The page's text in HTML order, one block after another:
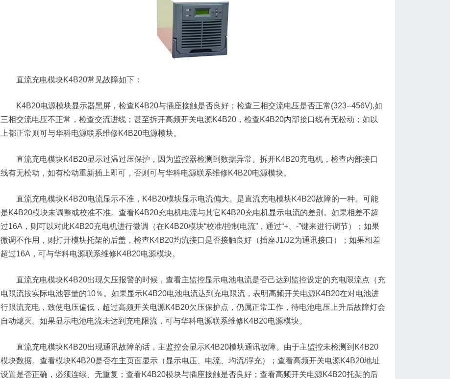
直流充电模块K4B20常见故障如下：
K4B20电源模块显示器黑屏，检查K4B20与插座接触是否良好；检查三相交流电压是否正常(323--456V),如
三相交流电压不正常，检查交流进线；甚至拆开高频开关电源K4B20，检查K4B20内部接口线有无松动；如以
上都正常则可与华科电源联系维修K4B20电源模块。
直流充电模块K4B20显示过温过压保护，因为监控器检测到数据异常。拆开K4B20充电机，检查内部接口
线有无松动，如有松动重新插上即可，否则可与华科电源联系维修K4B20电源模块。
直流充电模块K4B20电流显示不准，K4B20模块显示电流偏大。是直流充电模块K4B20故障的一种。可能
是K4B20模块未调整或校准不准。查看K4B20充电机电流与其它K4B20充电机显示电流的差别。如果相差不超
过16A，则可以对此K4B20充电机进行微调（在K4B20模块“校准/控制电流”，通过“+、-”键来进行调节）；如果
微调不作用，则打开模块托架的后盖，检查K4B20均流接口是否接触良好（插座J1/J2为通讯接口）；如果相差
超过16A，可与华科电源联系维修K4B20电源模块。
直流充电模块K4B20出现欠压报警的时候，查看主监控显示电池电流是否己达到监控设定的充电限流点（充
电限流按实际电池容量的10％。如果显示K4B20电池电流达到充电限流，表明高频开关电源K4B20在对电池进
行限流充电，致使电压偏低，超过高频开关电源K4B20欠压保护点，仍属正常工作，待电池电压上升后故障灯会
自动熄灭。如果显示电池电流未达到充电限流，可与华科电源联系维修K4B20电源模块。
直流充电模块K4B20出现通讯故障的话，主监控会显示K4B20模块通讯故障。由于主监控未检测到K4B20
模块数据。查看模块K4B20是否在主页面显示（显示电压、电流、均流/浮充）；查看高频开关电源K4B20地址
设置是否正确，必须连续、无重复；查看K4B20模块与插座接触是否良好；查看高频开关电源K4B20托架的后